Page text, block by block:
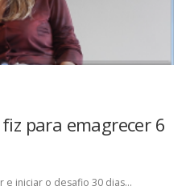
para emagrecer 6
e iniciar o desafio 30 dias…